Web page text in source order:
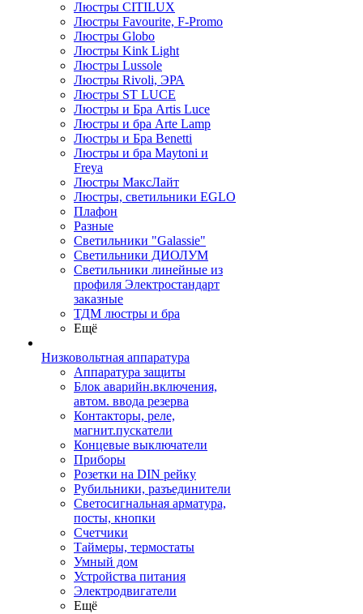
Люстры CITILUX
Люстры Favourite, F-Promo
Люстры Globo
Люстры Kink Light
Люстры Lussole
Люстры Rivoli, ЭРА
Люстры ST LUCE
Люстры и Бра Artis Luce
Люстры и бра Arte Lamp
Люстры и Бра Benetti
Люстры и бра Maytoni и
Freya
Люстры МаксЛайт
Люстры, светильники EGLO
Плафон
Разные
Светильники "Galassie"
Светильники ДИОЛУМ
Светильники линейные из
профиля Электростандарт
заказные
ТДМ люстры и бра
Ещё
Низковольтная аппаратура
Аппаратура защиты
Блок аварийн.включения,
автом. ввода резерва
Контакторы, реле,
магнит.пускатели
Концевые выключатели
Приборы
Розетки на DIN рейку
Рубильники, разъединители
Светосигнальная арматура,
посты, кнопки
Счетчики
Таймеры, термостаты
Умный дом
Устройства питания
Электродвигатели
Ещё